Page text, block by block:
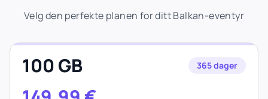
Velg den perfekte planen for ditt Balkan-eventyr
100 GB 365 dager